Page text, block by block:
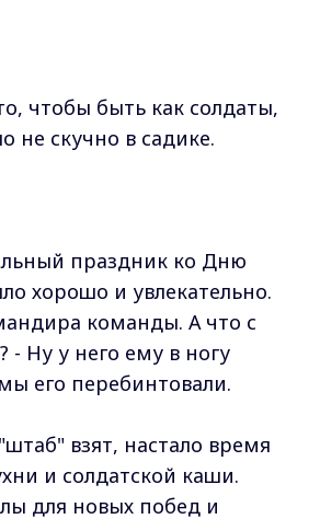
чтобы быть как солдаты,
не скучно в садике.
праздник ко Дню
хорошо и увлекательно.
команды. А что с
- Ну у него ему в ногу
его перебинтовали.
взят, настало время
и солдатской каши.
для новых побед и